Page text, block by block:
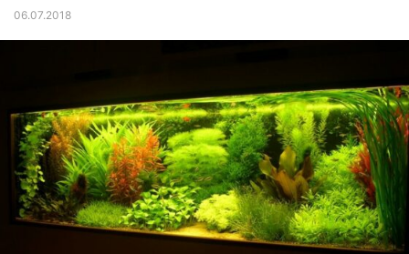
06.07.2018